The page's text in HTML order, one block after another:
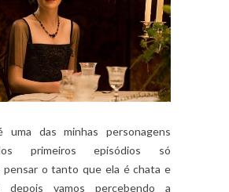
uma das minhas personagens
primeiros episódios só
pensar o tanto que ela é chata e
depois vamos percebendo a